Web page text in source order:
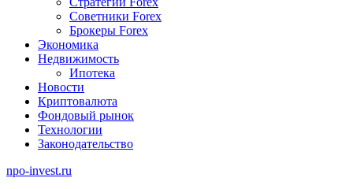
Советники Forex
Брокеры Forex
Экономика
Недвижимость
Ипотека
Новости
Криптовалюта
Фондовый рынок
Технологии
Законодательство
npo-invest.ru